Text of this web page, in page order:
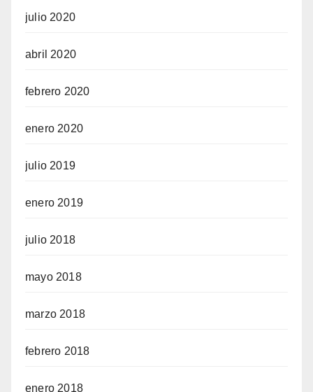
julio 2020
abril 2020
febrero 2020
enero 2020
julio 2019
enero 2019
julio 2018
mayo 2018
marzo 2018
febrero 2018
enero 2018